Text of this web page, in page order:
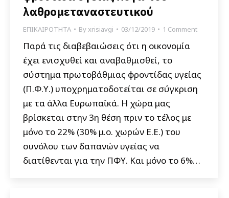
λαθρομεταναστευτικού
ΕΠΙΚΑΙΡΟΤΗΤΑ Byxrisiavgi 03/12/2019 1 Comment
Παρά τις διαβεβαιώσεις ότι η οικονομία
έχει ενισχυθεί και αναβαθμισθεί, το
σύστημα πρωτοβάθμιας φροντίδας υγείας
(Π.Φ.Υ.) υποχρηματοδοτείται σε σύγκριση
με τα άλλα Ευρωπαϊκά. Η χώρα μας
βρίσκεται στην 3η θέση πριν το τέλος με
μόνο το 22% (30% μ.ο. χωρών Ε.Ε.) του
συνόλου των δαπανών υγείας να
διατίθενται για την ΠΦΥ. Και μόνο το 6%…